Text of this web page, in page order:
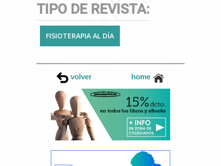
TIPO DE REVISTA:
FISIOTERAPIA AL DÍA
volver home